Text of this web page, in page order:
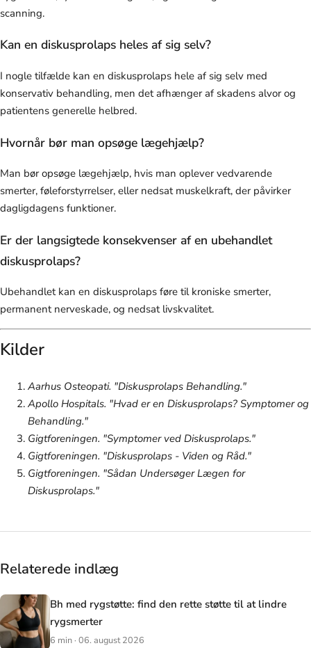
scanning.
Kan en diskusprolaps heles af sig selv?
I nogle tilfælde kan en diskusprolaps hele af sig selv med
konservativ behandling, men det afhænger af skadens alvor og
patientens generelle helbred.
Hvornår bør man opsøge lægehjælp?
Man bør opsøge lægehjælp, hvis man oplever vedvarende
smerter, føleforstyrrelser, eller nedsat muskelkraft, der påvirker
dagligdagens funktioner.
Er der langsigtede konsekvenser af en ubehandlet
diskusprolaps?
Ubehandlet kan en diskusprolaps føre til kroniske smerter,
permanent nerveskade, og nedsat livskvalitet.
Kilder
Aarhus Osteopati. "Diskusprolaps Behandling."
Apollo Hospitals. "Hvad er en Diskusprolaps? Symptomer og
Behandling."
Gigtforeningen. "Symptomer ved Diskusprolaps."
Gigtforeningen. "Diskusprolaps - Viden og Råd."
Gigtforeningen. "Sådan Undersøger Lægen for
Diskusprolaps."
Relaterede indlæg
Bh med rygstøtte: find den rette støtte til at lindre
rygsmerter
6 min · 06. august 2026